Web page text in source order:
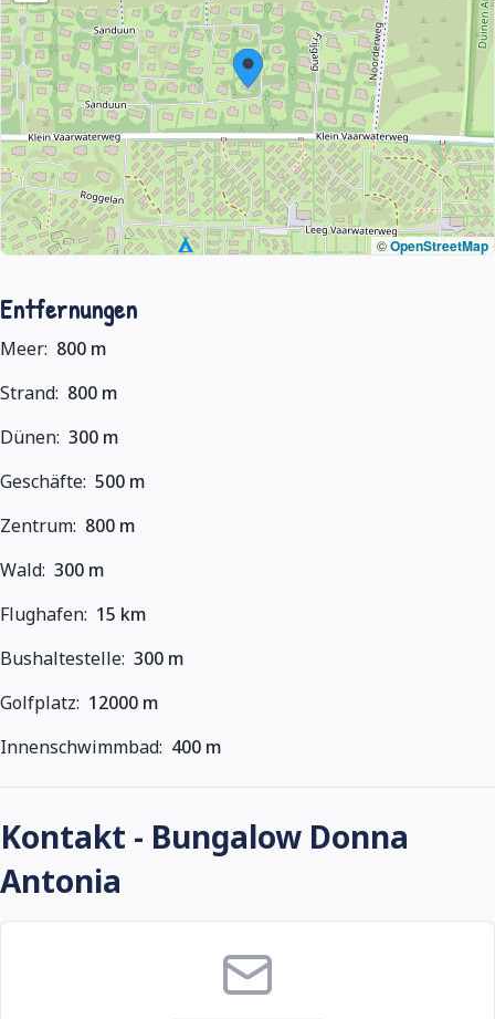
©OpenStreetMap
Entfernungen
Meer: 800 m
Strand: 800 m
Dünen: 300 m
Geschäfte: 500 m
Zentrum: 800 m
Wald: 300 m
Flughafen: 15 km
Bushaltestelle: 300 m
Golfplatz: 12000 m
Innenschwimmbad: 400 m
Kontakt - Bungalow Donna
Antonia